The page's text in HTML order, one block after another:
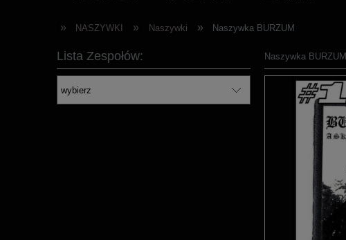
PROMOCJA
» NASZYWKI » Naszywki » Naszywka BURZUM
Lista Zespołów: Naszywka BURZUM